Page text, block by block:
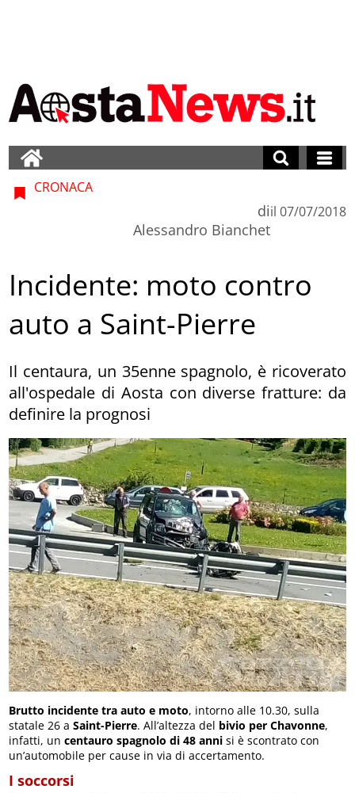
CRONACA
di
Alessandro Bianchet
il 07/07/2018
Incidente: moto contro
auto a Saint-Pierre
Il centaura, un 35enne spagnolo, è ricoverato
all'ospedale di Aosta con diverse fratture: da
definire la prognosi
Brutto incidente tra auto e moto, intorno alle 10.30, sulla
statale 26 aSaint-Pierre. All’altezza del bivio per Chavonne,
infatti, uncentauro spagnolo di 48 anni si è scontrato con
un’automobile per cause in via di accertamento.
I soccorsi